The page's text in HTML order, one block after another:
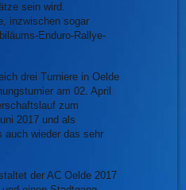
sein wird.
inzwischen sogar
Enduro-Rallye-
drei Turniere in Oelde
am 02. April
zum
2017 und als
auch wieder das sehr
der AC Oelde 2017